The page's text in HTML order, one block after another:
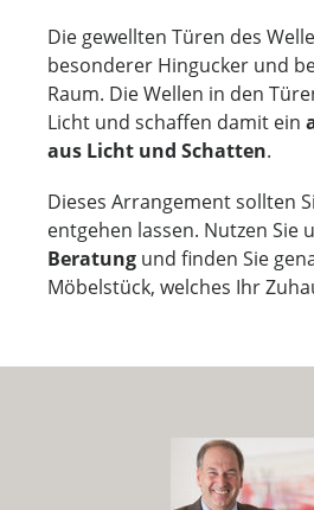
Die gewellten Türen des
besonderer Hingucker und
Raum. Die Wellen in den
Licht und schaffen damit ein
aus Licht und Schatten.
Dieses Arrangement sollten
entgehen lassen. Nutzen Sie
Beratung und finden Sie
Möbelstück, welches Ihr